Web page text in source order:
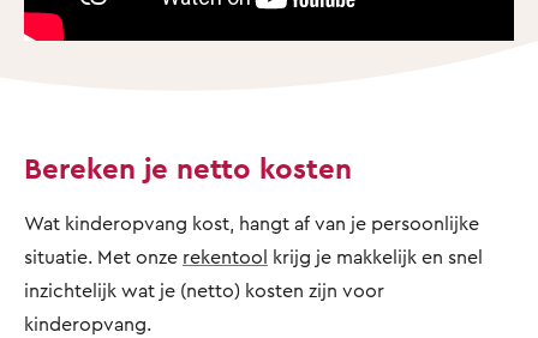
Bereken je netto kosten
Wat kinderopvang kost, hangt af van je persoonlijke
situatie. Met onze rekentool krijg je makkelijk en snel
inzichtelijk wat je (netto) kosten zijn voor
kinderopvang.